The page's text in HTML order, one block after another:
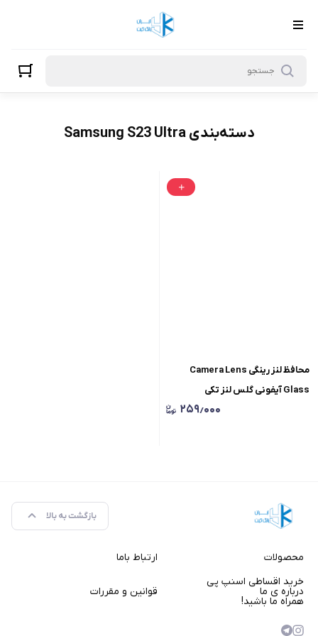
دسته‌بندی Samsung S23 Ultra
محافظ لنز رینگی Camera Lens
Glass آیفونی گلس لنز تکی
۲۵۹٫۰۰۰
بازگشت به بالا
محصولات
خرید اقساطی اسنپ پی
ارتباط باما
درباره ی ما قوانین و مقررات
همراه ما باشید!